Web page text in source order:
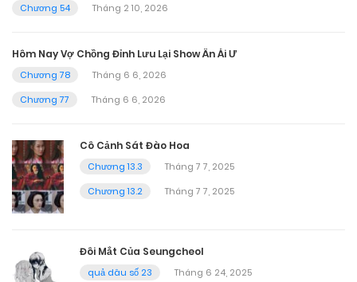
Chương 54
Tháng 2 10, 2026
Hôm Nay Vợ Chồng Đỉnh Lưu Lại Show Ân Ái Ư
Chương 78
Tháng 6 6, 2026
Chương 77
Tháng 6 6, 2026
Cô Cảnh Sát Đào Hoa
Chương 13.3
Tháng 7 7, 2025
Chương 13.2
Tháng 7 7, 2025
Đôi Mắt Của Seungcheol
quả dâu số 23 Tháng 6 24, 2025